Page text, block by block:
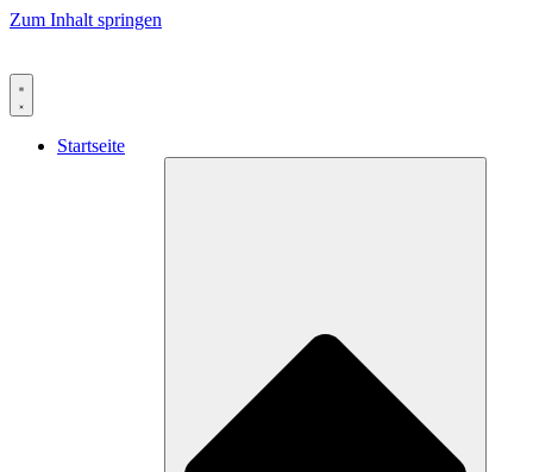
Zum Inhalt springen
Startseite